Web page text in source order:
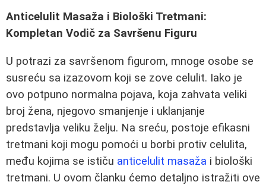
Anticelulit Masaža i Biološki Tretmani:
Kompletan Vodič za Savršenu Figuru
U potrazi za savršenom figurom, mnoge osobe se
susreću sa izazovom koji se zove celulit. Iako je
ovo potpuno normalna pojava, koja zahvata veliki
broj žena, njegovo smanjenje i uklanjanje
predstavlja veliku želju. Na sreću, postoje efikasni
tretmani koji mogu pomoći u borbi protiv celulita,
među kojima se ističu anticelulit masaža i biološki
tretmani. U ovom članku ćemo detaljno istražiti ove